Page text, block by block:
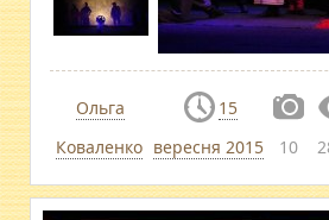
Ольга
Коваленко
15
вересня 2015
10